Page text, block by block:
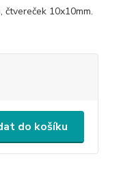
10x10mm.
do košíku